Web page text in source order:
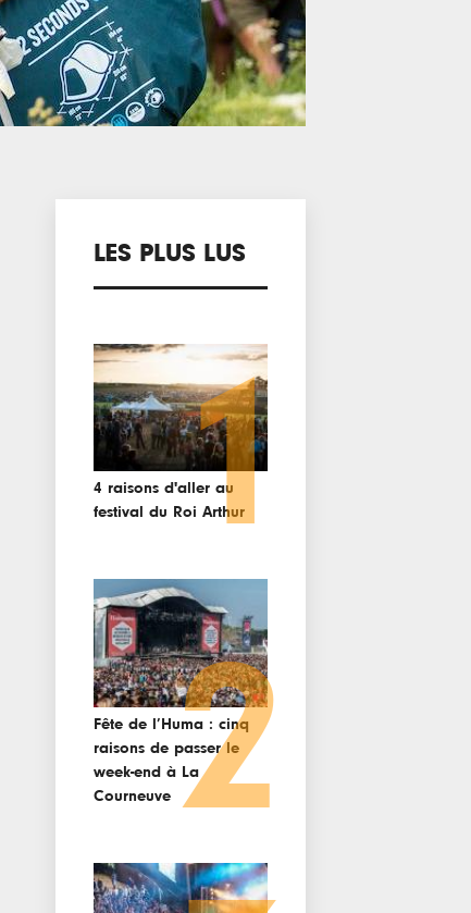
LES PLUS LUS
4 raisons d'aller au
festival du Roi Arthur
1
Fête de l’Huma : cinq
raisons de passer le
week-end à La
Courneuve 2